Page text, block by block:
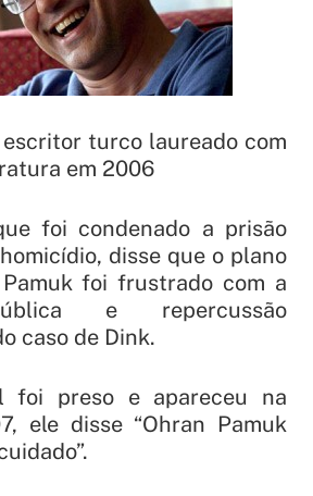
turco laureado com
em 2006
foi condenado a prisão
disse que o plano
foi frustrado com a
e repercussão
caso de Dink.
foi preso e apareceu na
ele disse “Ohran Pamuk